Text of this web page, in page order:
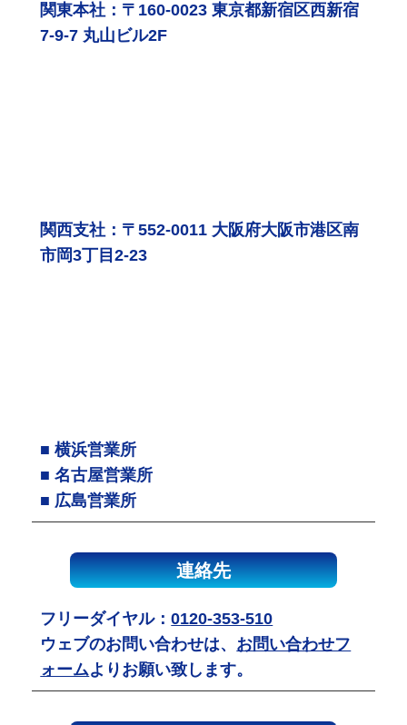
関東本社：〒160-0023 東京都新宿区西新宿
7-9-7 丸山ビル2F
関西支社：〒552-0011 大阪府大阪市港区南
市岡3丁目2-23
■ 横浜営業所
■ 名古屋営業所
■ 広島営業所
連絡先
フリーダイヤル：0120-353-510
ウェブのお問い合わせは、 お問い合わせフ
ォームよりお願い致します。